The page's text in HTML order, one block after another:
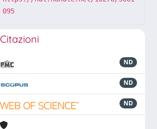
095
Citazioni
ND
ND
ND